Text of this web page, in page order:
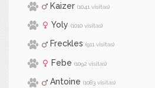
Kaizer (1041 visitas)
Yoly (1010 visitas)
Freckles (911 visitas)
Febe (1092 visitas)
Antoine (1083 visitas)